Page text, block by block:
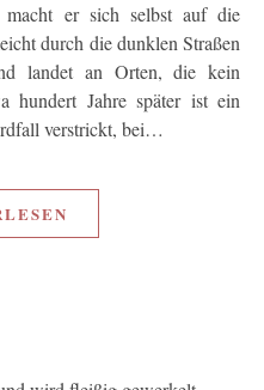
macht er sich selbst auf die
durch die dunklen Straßen
landet an Orten, die kein
hundert Jahre später ist ein
verstrickt, bei…